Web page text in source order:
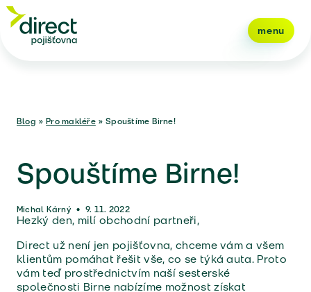
menu
Blog » Pro makléře » Spouštíme Birne!
Spouštíme Birne!
Michal Kárný • 9. 11. 2022
Hezký den, milí obchodní partneři,
Direct už není jen pojišťovna, chceme vám a všem
klientům pomáhat řešit vše, co se týká auta. Proto
vám teď prostřednictvím naší sesterské
společnosti Birne nabízíme možnost získat